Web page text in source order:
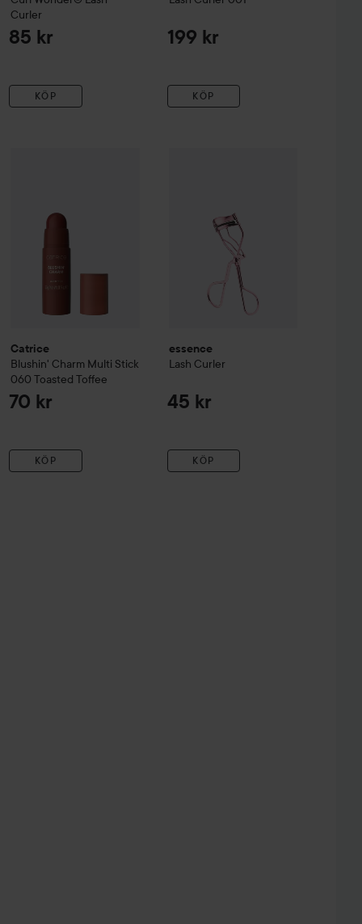
Curler
85 kr
KÖP
199 kr
KÖP
Catrice
Blushin' Charm Multi Stick
060 Toasted Toffee
70 kr
KÖP
essence
Lash Curler
45 kr
KÖP